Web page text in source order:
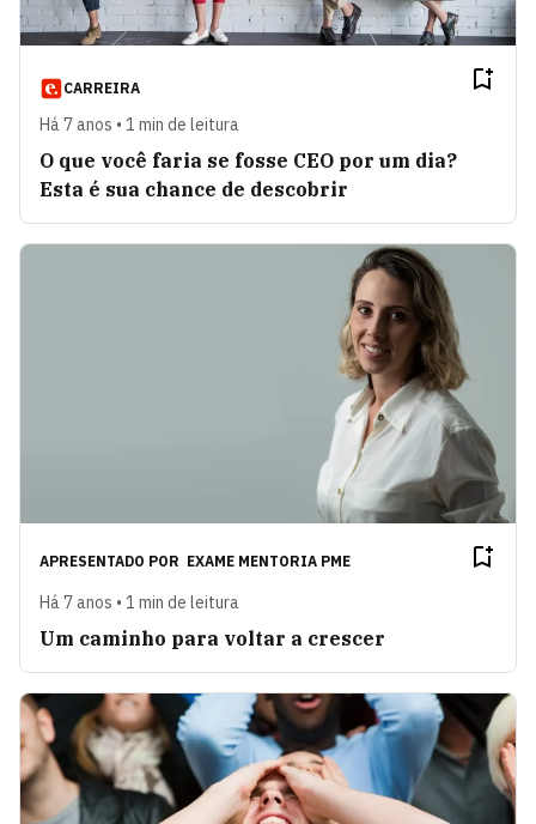
CARREIRA
Há 7 anos • 1 min de leitura
O que você faria se fosse CEO por um dia?
Esta é sua chance de descobrir
APRESENTADO POR EXAME MENTORIA PME
Há 7 anos • 1 min de leitura
Um caminho para voltar a crescer